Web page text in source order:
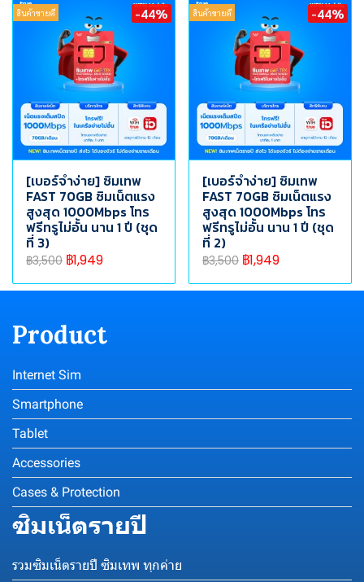
สินค้าขายดี -44%
[เบอร์จำง่าย] ซิมเทพ
FAST 70GB ซิมเน็ตแรง
สูงสุด 1000Mbps โทร
ฟรีทรูไม่อั้น นาน 1 ปี (ชุด
ที่ 3)
฿3,500 ฿1,949
สินค้าขายดี -44%
[เบอร์จำง่าย] ซิมเทพ
FAST 70GB ซิมเน็ตแรง
สูงสุด 1000Mbps โทร
ฟรีทรูไม่อั้น นาน 1 ปี (ชุด
ที่ 2)
฿3,500 ฿1,949
Product
Internet Sim
Smartphone
Tablet
Accessories
Cases & Protection
ซิมเน็ตรายปี
รวมซิมเน็ตรายปี ซิมเทพ ทุกค่าย